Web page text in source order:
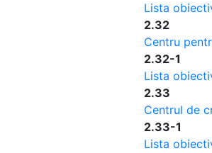
Lista
2.32
Centru
2.32-1
Lista
2.33
Centrul de
2.33-1
Lista